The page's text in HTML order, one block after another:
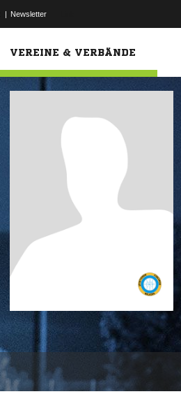
| Newsletter
VEREINE & VERBÄNDE